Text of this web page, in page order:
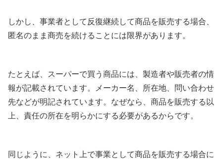
しかし、事業者として反復継続して商品を販売する場合、
匿名のまま商売を続けることには限界があります。
たとえば、スーパーで買う商品には、製造者や販売者の情
報が記載されています。メーカー名、所在地、問い合わせ
先などが明記されています。なぜなら、商品を販売する以
上、責任の所在を明らかにする必要があるからです。
同じように、ネット上で事業として商品を販売する場合に